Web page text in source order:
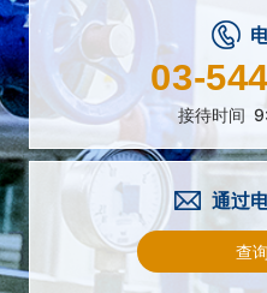
03-
接待时间
通过
查